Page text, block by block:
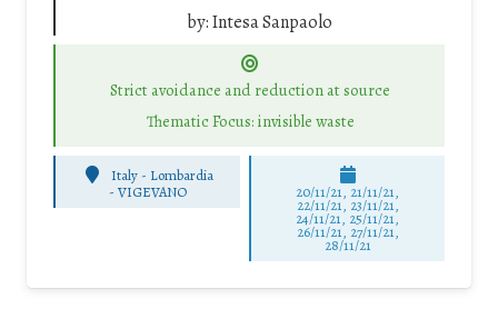
by:Intesa Sanpaolo
Strict avoidance and reduction at source
Thematic Focus: invisible waste
Italy - Lombardia
- VIGEVANO 20/11/21, 21/11/21,
22/11/21, 23/11/21,
24/11/21, 25/11/21,
26/11/21, 27/11/21,
28/11/21